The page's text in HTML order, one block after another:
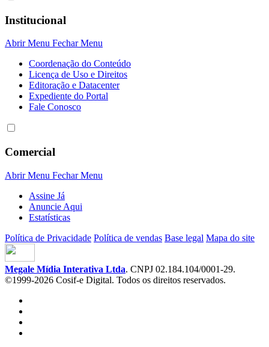
Institucional
Abrir Menu Fechar Menu
Coordenação do Conteúdo
Licença de Uso e Direitos
Editoração e Datacenter
Expediente do Portal
Fale Conosco
Comercial
Abrir Menu Fechar Menu
Assine Já
Anuncie Aqui
Estatísticas
Política de Privacidade Política de vendas Base legal Mapa do site
Megale Mídia Interativa Ltda. CNPJ 02.184.104/0001-29.
©1999-2026 Cosif-e Digital. Todos os direitos reservados.